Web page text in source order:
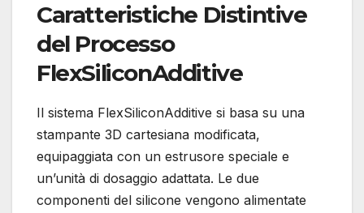
Caratteristiche Distintive
del Processo
FlexSiliconAdditive
Il sistema FlexSiliconAdditive si basa su una
stampante 3D cartesiana modificata,
equipaggiata con un estrusore speciale e
un’unità di dosaggio adattata. Le due
componenti del silicone vengono alimentate